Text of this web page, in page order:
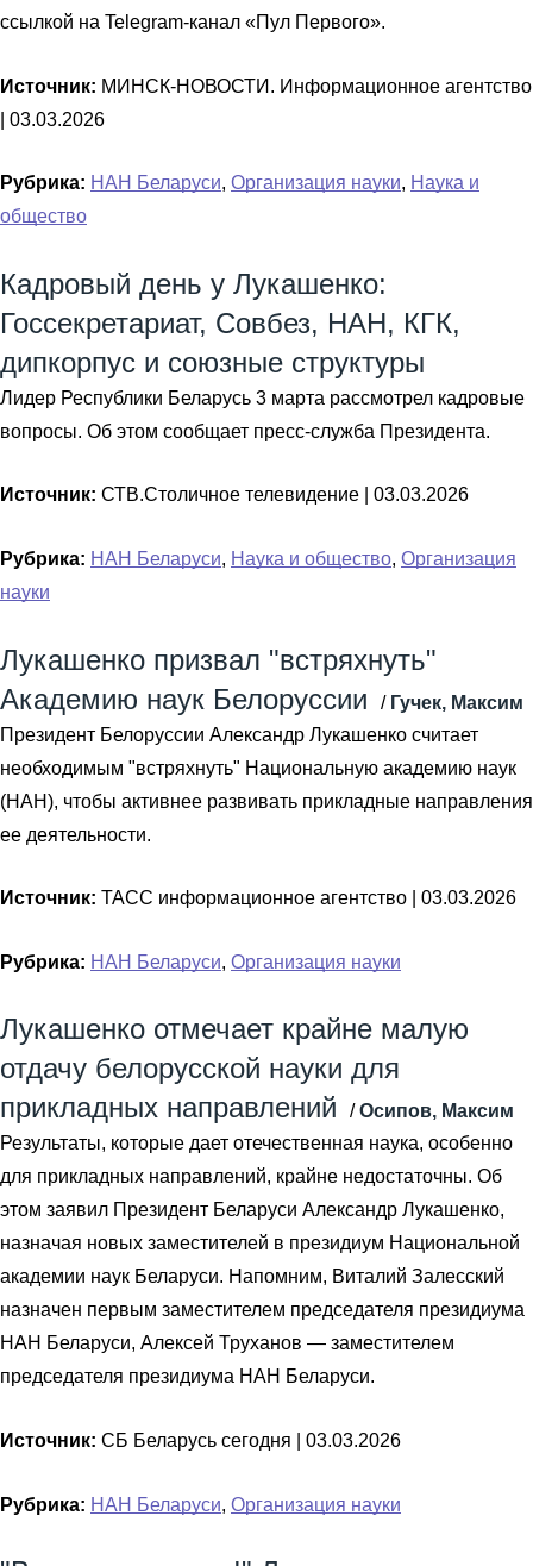
ссылкой на Telegram-канал «Пул Первого».
Источник: МИНСК-НОВОСТИ. Информационное агентство
03.03.2026
Рубрика: НАН Беларуси, Организация науки, Наука и
общество
Кадровый день у Лукашенко:
Госсекретариат, Совбез, НАН, КГК,
дипкорпус и союзные структуры
Лидер Республики Беларусь 3 марта рассмотрел кадровые
вопросы. Об этом сообщает пресс-служба Президента.
Источник: СТВ.Столичное телевидение | 03.03.2026
Рубрика: НАН Беларуси, Наука и общество, Организация
науки
Лукашенко призвал "встряхнуть"
Академию наук Белоруссии
/ Гучек, Максим
Президент Белоруссии Александр Лукашенко считает
необходимым "встряхнуть" Национальную академию наук
(НАН), чтобы активнее развивать прикладные направления
ее деятельности.
Источник: ТАСС информационное агентство | 03.03.2026
Рубрика: НАН Беларуси, Организация науки
Лукашенко отмечает крайне малую
отдачу белорусской науки для
прикладных направлений
/Осипов, Максим
Результаты, которые дает отечественная наука, особенно
для прикладных направлений, крайне недостаточны. Об
этом заявил Президент Беларуси Александр Лукашенко,
назначая новых заместителей в президиум Национальной
академии наук Беларуси. Напомним, Виталий Залесский
назначен первым заместителем председателя президиума
НАН Беларуси, Алексей Труханов — заместителем
председателя президиума НАН Беларуси.
Источник: СБ Беларусь сегодня | 03.03.2026
Рубрика: НАН Беларуси, Организация науки